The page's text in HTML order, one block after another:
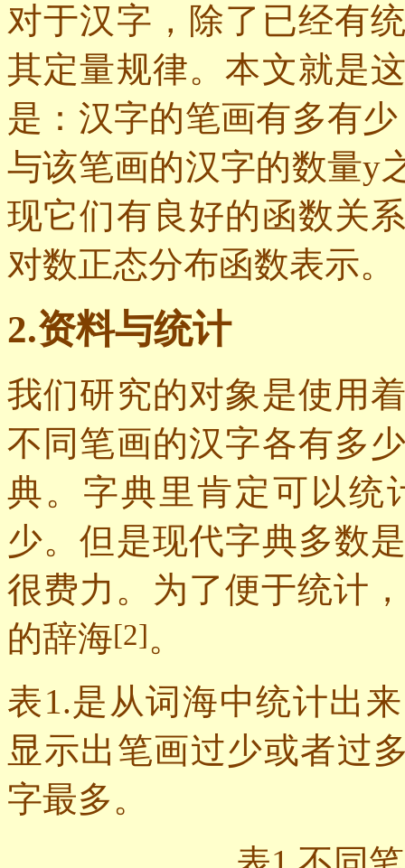
对于汉字，除了已经有
其定量规律。本文就是
是：汉字的笔画有多有
与该笔画的汉字的数量y
现它们有良好的函数关
对数正态分布函数表示。
2.资料与统计
我们研究的对象是使用
不同笔画的汉字各有多
典。字典里肯定可以统
少。但是现代字典多数
很费力。为了便于统计
的辞海[2]。
表1.是从词海中统计出
显示出笔画过少或者过
字最多。